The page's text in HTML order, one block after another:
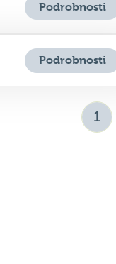
Podrobnosti